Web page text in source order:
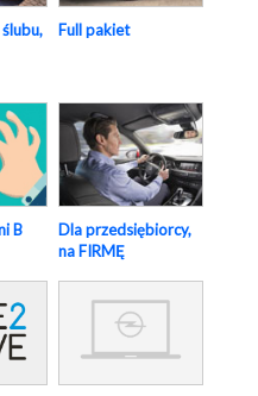
Full pakiet
B
Dla przedsiębiorcy,
na FIRMĘ